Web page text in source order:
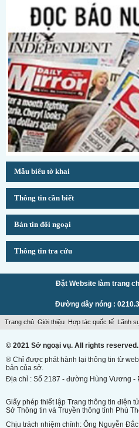
Mẫu biểu tờ khai
Thông tin cần biết
Bản tin đối ngoại
Thông tin tra cứu
Đặt Website làm trang
Đường dây nóng :
Trang chủ Giới thiệu Hợp tác quốc tế Lãnh
© 2021 Sở ngoại vụ. All rights reserved.
® Chỉ được phát hành lại thông tin từ
bản của sở.
Địa chỉ : Số 2187 - đường Hùng Vương -
Giấy phép thiết lập Trang thông tin điện
Sở Thông tin và Truyền thông tỉnh Phú
Chịu trách nhiệm chính: Ông Nguyễn